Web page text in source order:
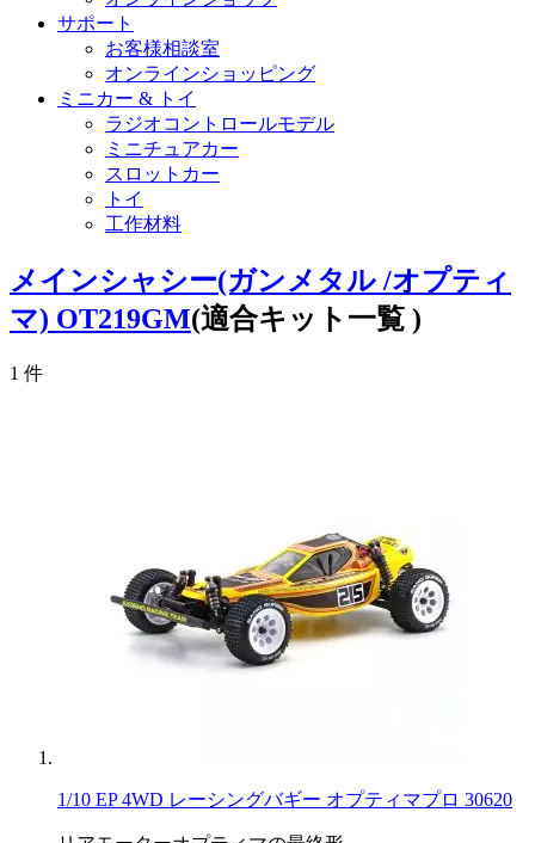
サポート
お客様相談室
オンラインショッピング
ミニカー & トイ
ラジオコントロールモデル
ミニチュアカー
スロットカー
トイ
工作材料
メインシャシー(ガンメタル /オプティ
マ) OT219GM(適合キット一覧 )
1 件
1/10 EP 4WD レーシングバギー オプティマプロ 30620